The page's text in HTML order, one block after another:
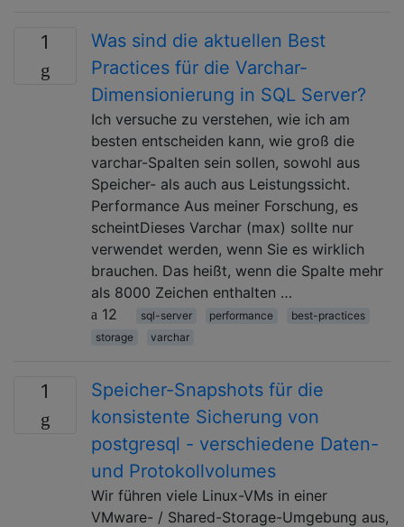
1
Was sind die aktuellen Best
Practices für die Varchar-
Dimensionierung in SQL Server?
Ich versuche zu verstehen, wie ich am
besten entscheiden kann, wie groß die
varchar-Spalten sein sollen, sowohl aus
Speicher- als auch aus Leistungssicht.
Performance Aus meiner Forschung, es
scheintDieses Varchar (max) sollte nur
verwendet werden, wenn Sie es wirklich
brauchen. Das heißt, wenn die Spalte mehr
als 8000 Zeichen enthalten …
12
sql-server performance
best-practices
storage
varchar
1
Speicher-Snapshots für die
konsistente Sicherung von
postgresql - verschiedene Daten-
und Protokollvolumes
Wir führen viele Linux-VMs in einer
VMware- / Shared-Storage-Umgebung aus,